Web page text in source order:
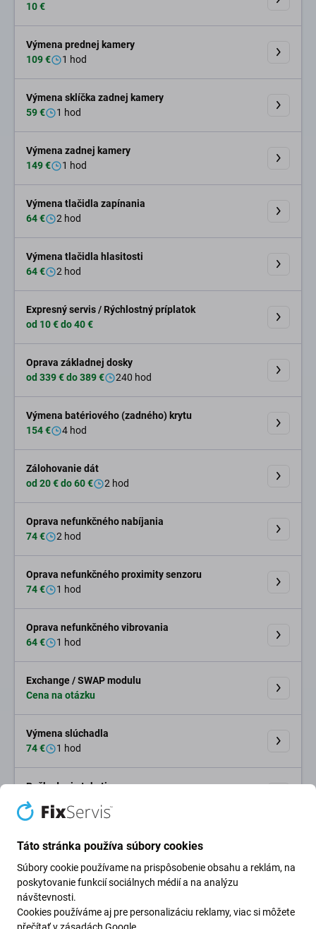
10 €
Výmena prednej kamery
109 €
1 hod
Výmena sklíčka zadnej kamery
59 €
1 hod
Výmena zadnej kamery
149 €
1 hod
Výmena tlačidla zapínania
64 €
2 hod
Výmena tlačidla hlasitosti
64 €
2 hod
Expresný servis / Rýchlostný príplatok
od 10 € do 40 €
Oprava základnej dosky
od 339 € do 389 €
240 hod
Výmena batériového (zadného) krytu
154 €
4 hod
Zálohovanie dát
od 20 € do 60 €
2 hod
Oprava nefunkčného nabíjania
74 €
2 hod
Oprava nefunkčného proximity senzoru
74 €
1 hod
Oprava nefunkčného vibrovania
64 €
1 hod
Exchange / SWAP modulu
Cena na otázku
Výmena slúchadla
74 €
1 hod
Poškodenie tekutinou
od 20 € do 60 €
Oprava Face ID
240 hod
Výmena reproduktora
74 €
1 hod
Táto stránka používa súbory cookies
Súbory cookie používame na prispôsobenie obsahu a reklám, na
poskytovanie funkcií sociálnych médií a na analýzu
návštevnosti.
Cookies používáme aj pre personalizáciu reklamy, viac si môžete